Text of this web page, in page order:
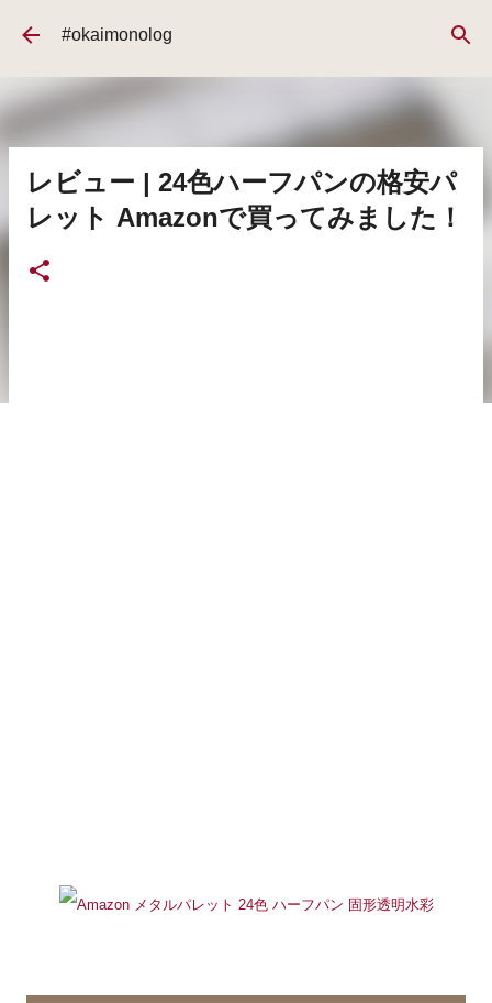
スキップしてメイン コンテンツに移動
#okaimonolog
レビュー | 24色ハーフパンの格安パ
レット Amazonで買ってみました！